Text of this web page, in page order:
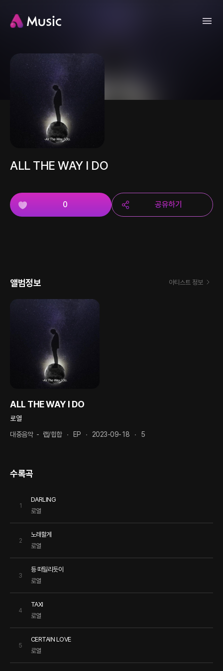
ALL THE WAY I DO
0 공유하기
앨범정보 아티스트 정보
ALL THE WAY I DO
로열
대중음악- 랩/힙합 EP 2023-09-18 5
수록곡
1
DARLING
로열
2
노래할게
로열
3
등 떠밀리듯이
로열
4
TAXI
로열
5
CERTAIN LOVE
로열